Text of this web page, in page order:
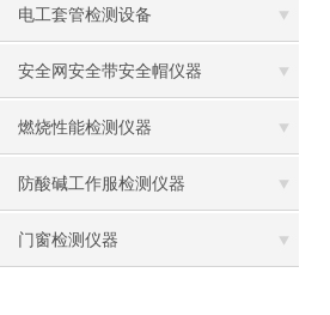
电工套管检测设备
安全网安全带安全帽仪器
燃烧性能检测仪器
防酸碱工作服检测仪器
门窗检测仪器